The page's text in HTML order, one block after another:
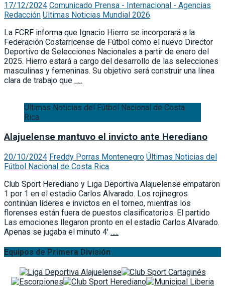
17/12/2024 Comunicado Prensa - Internacional - Agencias
Redacción Ultimas Noticias Mundial 2026
La FCRF informa que Ignacio Hierro se incorporará a la
Federación Costarricense de Fútbol como el nuevo Director
Deportivo de Selecciones Nacionales a partir de enero del
2025. Hierro estará a cargo del desarrollo de las selecciones
masculinas y femeninas. Su objetivo será construir una línea
clara de trabajo que …..
Últimas Noticias del Fútbol Nacional de Costa
Rica
Alajuelense mantuvo el invicto ante Herediano
20/10/2024 Freddy Porras Montenegro Últimas Noticias del
Fútbol Nacional de Costa Rica
Club Sport Herediano y Liga Deportiva Alajuelense empataron
1 por 1 en el estadio Carlos Alvarado. Los rojinegros
continúan líderes e invictos en el torneo, mientras los
florenses están fuera de puestos clasificatorios. El partido
Las emociones llegaron pronto en el estadio Carlos Alvarado.
Apenas se jugaba el minuto 4′ …..
Equipos de Primera División